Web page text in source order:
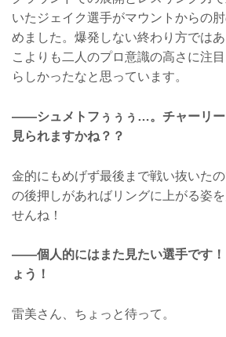
いたジェイク選手がマウントからの
めました。爆発しない終わり方では
こよりも二人のプロ意識の高さに注
らしかったなと思っています。
――シュメトフぅぅぅ…。チャーリー
見られますかね？？
金的にもめげず最後まで戦い抜いた
の後押しがあればリングに上がる姿
せんね！
――個人的にはまた見たい選手です！
ょう！
雷美さん、ちょっと待って。